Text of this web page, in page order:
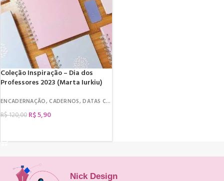
Coleção Inspiração – Dia dos
Professores 2023 (Marta Iurkiu)
ENCADERNAÇÃO,CADERNOS,DATAS COMEMORATIVAS
R$120,00 R$5,90
Nick Design